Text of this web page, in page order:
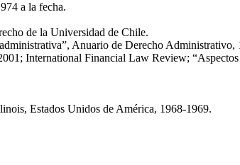
a la fecha.
de la Universidad de Chile.
Anuario de Derecho
International Financial Law Review;
Estados Unidos de América, 1968-1969.